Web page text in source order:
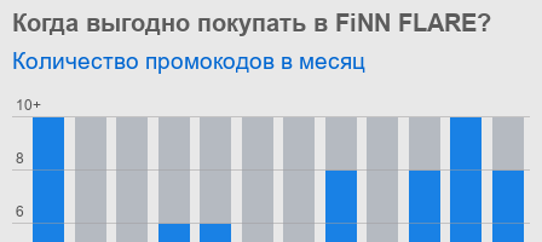
Когда выгодно покупать в FiNN FLARE?
Количество промокодов в месяц
6
8
10+